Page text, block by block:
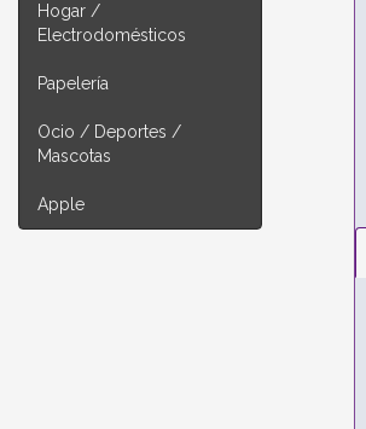
Hogar /
Electrodomésticos
Papelería
Ocio / Deportes /
Mascotas
Apple